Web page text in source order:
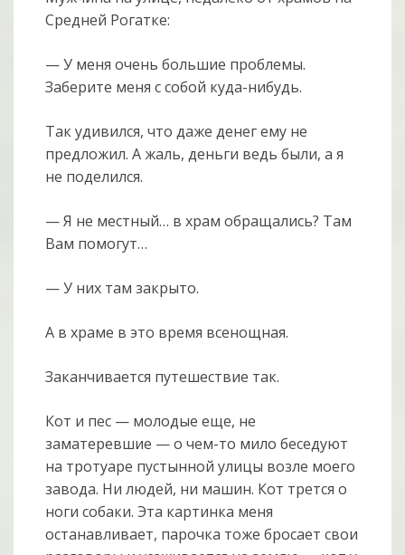
Средней Рогатке:
— У меня очень большие проблемы.
Заберите меня с собой куда-нибудь.
Так удивился, что даже денег ему не
предложил. А жаль, деньги ведь были, а я
не поделился.
— Я не местный… в храм обращались? Там
Вам помогут…
— У них там закрыто.
А в храме в это время всенощная.
Заканчивается путешествие так.
Кот и пес — молодые еще, не
заматеревшие — о чем-то мило беседуют
на тротуаре пустынной улицы возле моего
завода. Ни людей, ни машин. Кот трется о
ноги собаки. Эта картинка меня
останавливает, парочка тоже бросает свои